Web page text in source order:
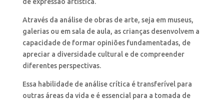
Através da análise de obras de arte, seja em museus,
galerias ou em sala de aula, as crianças desenvolvem a
capacidade de formar opiniões fundamentadas, de
apreciar a diversidade cultural e de compreender
diferentes perspectivas.
Essa habilidade de análise crítica é transferível para
outras áreas da vida e é essencial para a tomada de